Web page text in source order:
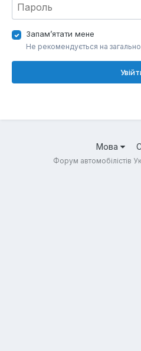
Запам’ятати мене
Не рекомендується на
Мова
Форум автомобілістів